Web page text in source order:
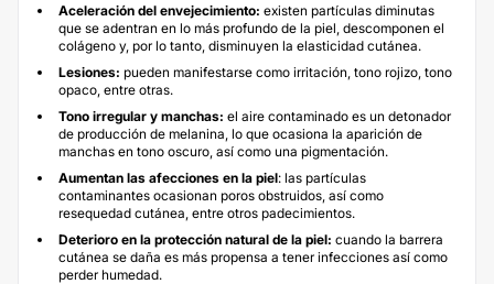
Aceleración del envejecimiento: existen partículas diminutas
que se adentran en lo más profundo de la piel, descomponen el
colágeno y, por lo tanto, disminuyen la elasticidad cutánea.
Lesiones: pueden manifestarse como irritación, tono rojizo, tono
opaco, entre otras.
Tono irregular y manchas: el aire contaminado es un detonador
de producción de melanina, lo que ocasiona la aparición de
manchas en tono oscuro, así como una pigmentación.
Aumentan las afecciones en la piel: las partículas
contaminantes ocasionan poros obstruidos, así como
resequedad cutánea, entre otros padecimientos.
Deterioro en la protección natural de la piel: cuando la barrera
cutánea se daña es más propensa a tener infecciones así como
perder humedad.